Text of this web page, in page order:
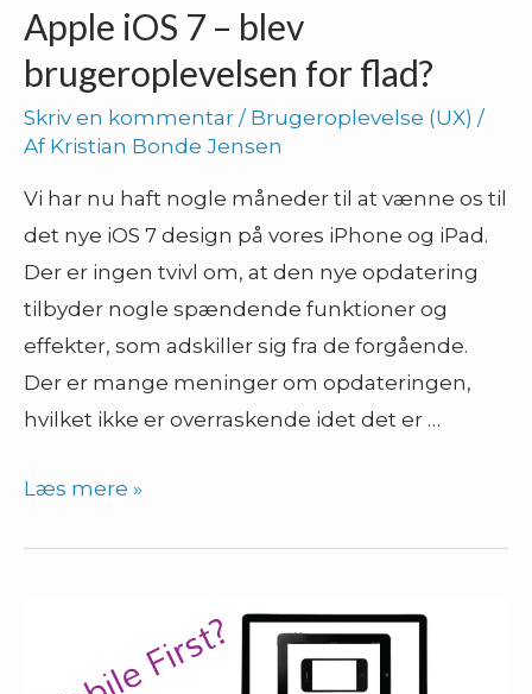
Apple iOS 7 – blev
brugeroplevelsen for flad?
Skriv en kommentar / Brugeroplevelse (UX) /
Af Kristian Bonde Jensen
Vi har nu haft nogle måneder til at vænne os til
det nye iOS 7 design på vores iPhone og iPad.
Der er ingen tvivl om, at den nye opdatering
tilbyder nogle spændende funktioner og
effekter, som adskiller sig fra de forgående.
Der er mange meninger om opdateringen,
hvilket ikke er overraskende idet det er …
Apple
brugeroplevelsen
Læs mere »